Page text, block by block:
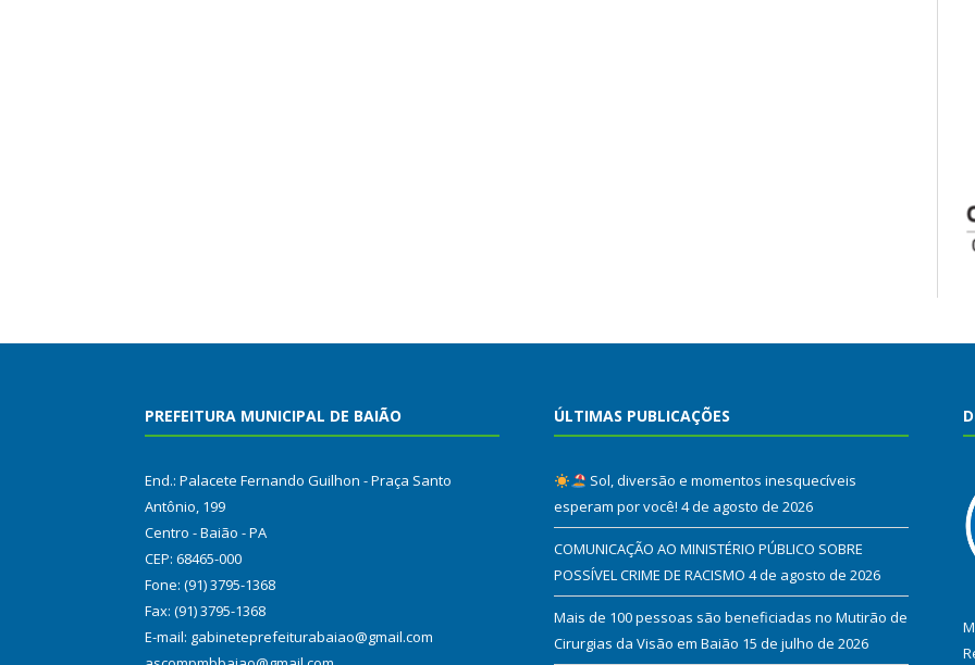
PREFEITURA MUNICIPAL DE BAIÃO
End.: Palacete Fernando Guilhon - Praça Santo
Antônio, 199
Centro - Baião - PA
CEP: 68465-000
Fone: (91) 3795-1368
Fax: (91) 3795-1368
E-mail: gabineteprefeiturabaiao@gmail.com
ÚLTIMAS PUBLICAÇÕES
Sol, diversão e momentos inesquecíveis
esperam por você! 4 de agosto de 2026
COMUNICAÇÃO AO MINISTÉRIO PÚBLICO SOBRE
POSSÍVEL CRIME DE RACISMO 4 de agosto de 2026
Mais de 100 pessoas são beneficiadas no Mutirão de
Cirurgias da Visão em Baião 15 de julho de 2026